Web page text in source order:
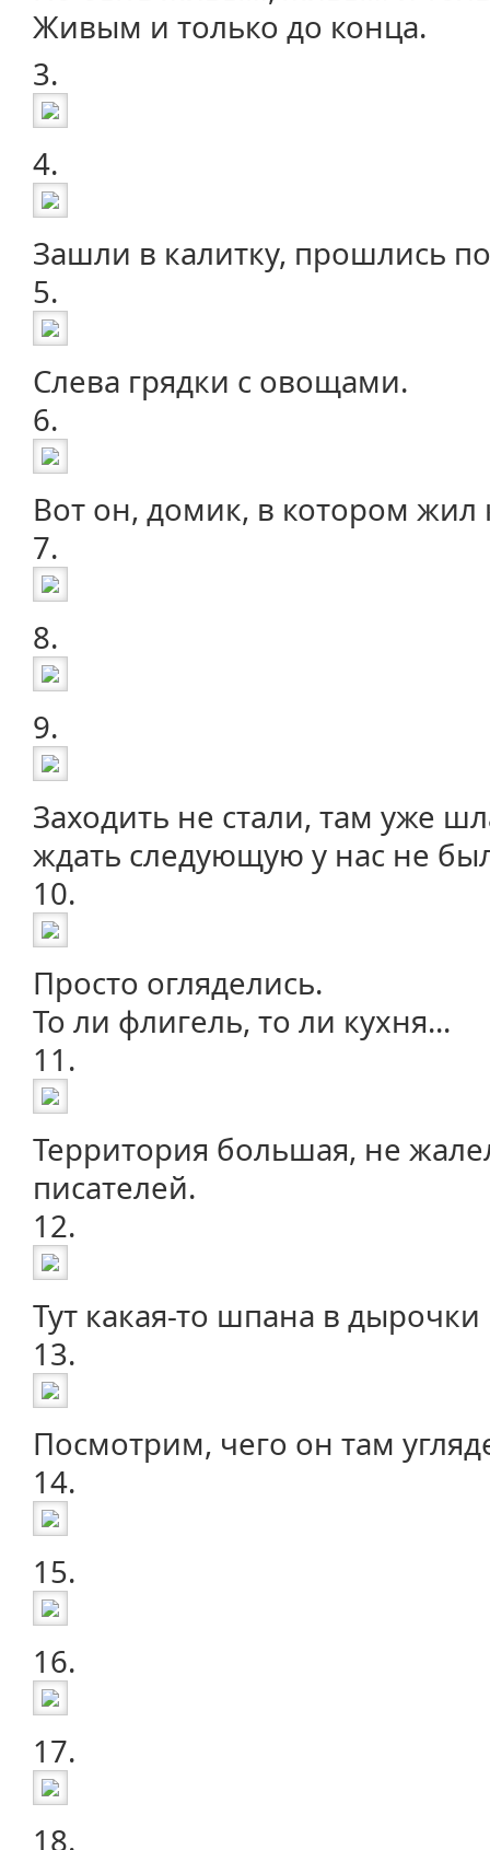
Живым и только до конца.
3.
4.
Зашли в калитку, прошлись
5.
Слева грядки с овощами.
6.
Вот он, домик, в котором жил
7.
8.
9.
Заходить не стали, там уже
ждать следующую у нас не
10.
Просто огляделись.
То ли флигель, то ли кухня...
11.
Территория большая, не
писателей.
12.
Тут какая-то шпана в
13.
Посмотрим, чего он там
14.
15.
16.
17.
18.